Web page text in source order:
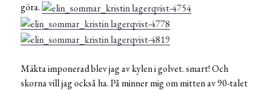
göra.
Mäkta imponerad blev jag av kylen i golvet. smart! Och
skorna vill jag också ha. På minner mig om mitten av 90-talet